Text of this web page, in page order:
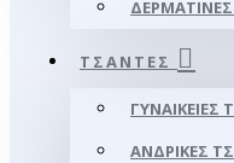
ΤΣΆΝΤΕΣ
ΓΥΝΑΙΚΕΊΕΣ
ΑΝΔΡΙΚΈΣ